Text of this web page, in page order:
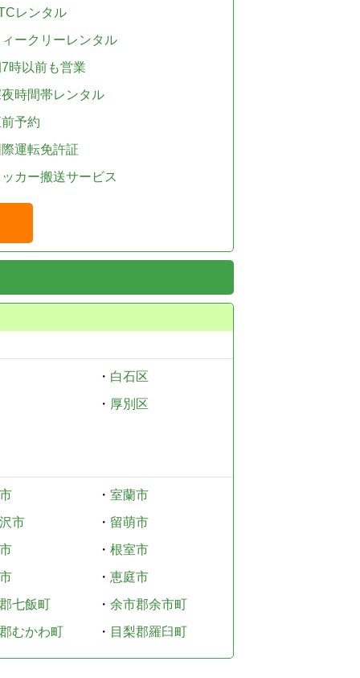
レンタル
ークリーレンタル
時以前も営業
時間帯レンタル
予約
運転免許証
カー搬送サービス
・ 白石区
・ 厚別区
・ 室蘭市
市
・ 留萌市
・ 根室市
・ 恵庭市
七飯町
・ 余市郡余市町
むかわ町
・ 目梨郡羅臼町